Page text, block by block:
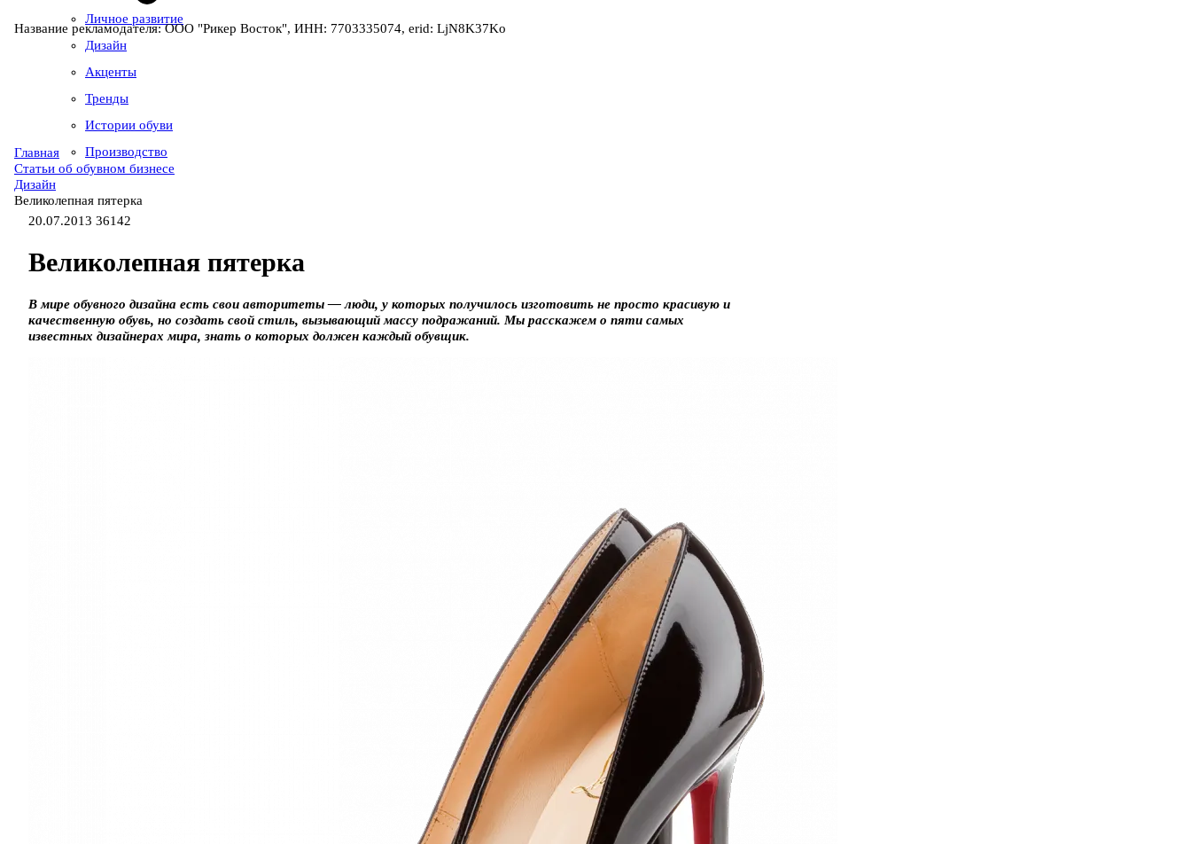
Личное развитие
Дизайн
Акценты
Тренды
Истории обуви
Производство
Название рекламодателя: ООО "Рикер Восток", ИНН: 7703335074, erid: LjN8K37Ko
Главная
Статьи об обувном бизнесе
Дизайн
Великолепная пятерка
20.07.2013 36142
Великолепная пятерка
В мире обувного дизайна есть свои авторитеты — люди, у которых получилось изготовить не просто красивую и
качественную обувь, но создать свой стиль, вызывающий массу подражаний. Мы расскажем о пяти самых
известных дизайнерах мира, знать о которых должен каждый обувщик.